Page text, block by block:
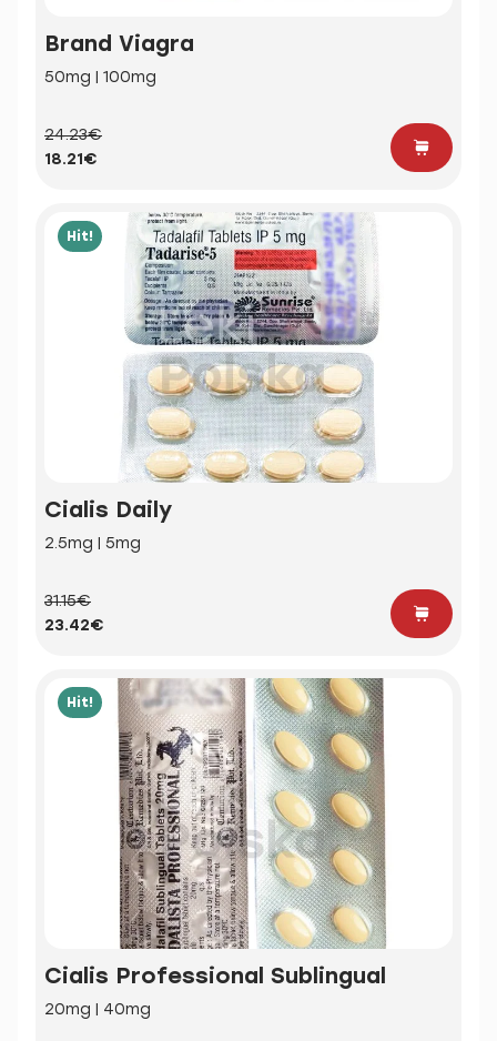
Brand Viagra
50mg | 100mg
24.23€
18.21€
Hit!
Cialis Daily
2.5mg | 5mg
31.15€
23.42€
Hit!
Cialis Professional Sublingual
20mg | 40mg